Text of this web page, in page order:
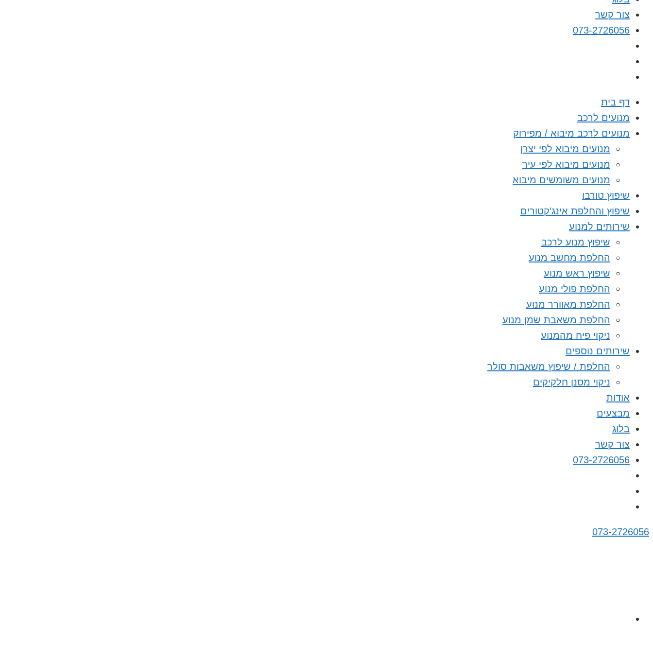
צור קשר
073-2726056
דף בית
מנועים לרכב
מנועים לרכב מיבוא / מפירוק
מנועים מיבוא לפי יצרן
מנועים מיבוא לפי עיר
מנועים משומשים מיבוא
שיפוץ טורבו
שיפוץ והחלפת אינג’קטורים
שירותים למנוע
שיפוץ מנוע לרכב
החלפת מחשב מנוע
שיפוץ ראש מנוע
החלפת פולי מנוע
החלפת מאוורר מנוע
החלפת משאבת שמן מנוע
ניקוי פיח מהמנוע
שירותים נוספים
החלפת / שיפוץ משאבות סולר
ניקוי מסנן חלקיקים
אודות
מבצעים
בלוג
צור קשר
073-2726056
073-2726056